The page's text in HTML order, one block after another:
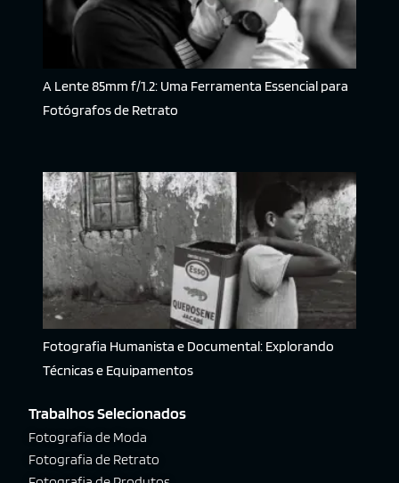
A Lente 85mm f/1.2: Uma Ferramenta Essencial para
Fotógrafos de Retrato
Fotografia Humanista e Documental: Explorando
Técnicas e Equipamentos
Trabalhos Selecionados
Fotografia de Moda
Fotografia de Retrato